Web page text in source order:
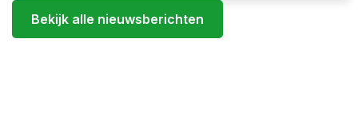
Bekijk alle nieuwsberichten